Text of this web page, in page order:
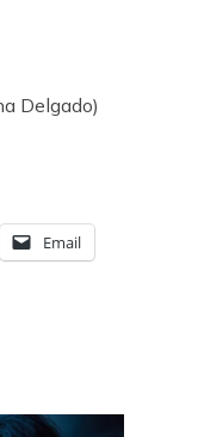
Delgado)
Email